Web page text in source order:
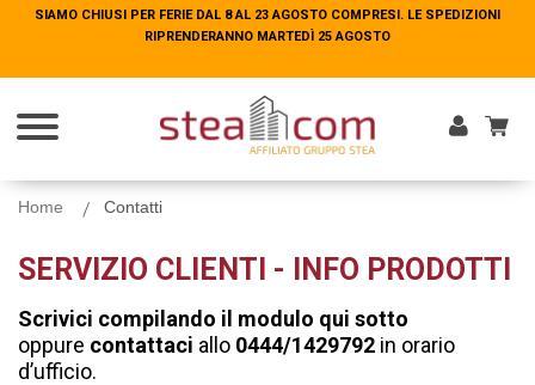
SIAMO CHIUSI PER FERIE DAL 8 AL 23 AGOSTO COMPRESI. LE SPEDIZIONI
RIPRENDERANNO MARTEDÌ 25 AGOSTO
Home Contatti
SERVIZIO CLIENTI - INFO PRODOTTI
Scrivici compilando il modulo qui sotto
oppure contattaci allo 0444/1429792 in orario
d’ufficio.
SIAMO CHIUSI PER FERIE DAL 8 AL 23 AGOSTO COMPRESI. LE SPEDIZIONI
RIPRENDERANNO MARTEDÌ 25 AGOSTO